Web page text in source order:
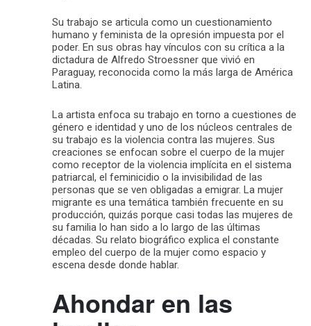
Su trabajo se articula como un cuestionamiento
humano y feminista de la opresión impuesta por el
poder. En sus obras hay vínculos con su crítica a la
dictadura de Alfredo Stroessner que vivió en
Paraguay, reconocida como la más larga de América
Latina.
La artista enfoca su trabajo en torno a cuestiones de
género e identidad y uno de los núcleos centrales de
su trabajo es la violencia contra las mujeres. Sus
creaciones se enfocan sobre el cuerpo de la mujer
como receptor de la violencia implícita en el sistema
patriarcal, el feminicidio o la invisibilidad de las
personas que se ven obligadas a emigrar. La mujer
migrante es una temática también frecuente en su
producción, quizás porque casi todas las mujeres de
su familia lo han sido a lo largo de las últimas
décadas. Su relato biográfico explica el constante
empleo del cuerpo de la mujer como espacio y
escena desde donde hablar.
Ahondar en las